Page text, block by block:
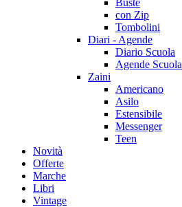
Buste
con Zip
Tombolini
Diari - Agende
Diario Scuola
Agende Scuola
Zaini
Americano
Asilo
Estensibile
Messenger
Teen
Novità
Offerte
Marche
Libri
Vintage